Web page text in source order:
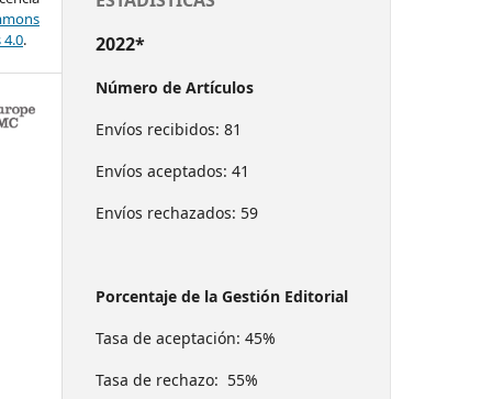
.
2022*
Número de Artículos
Envíos recibidos: 81
Envíos aceptados: 41
Envíos rechazados: 59
Porcentaje de la Gestión Editorial
Tasa de aceptación: 45%
Tasa de rechazo: 55%